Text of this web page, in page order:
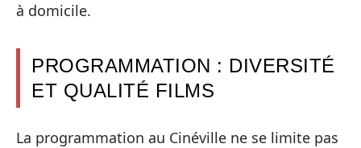
à domicile.
PROGRAMMATION : DIVERSITÉ
ET QUALITÉ FILMS
La programmation au Cinéville ne se limite pas